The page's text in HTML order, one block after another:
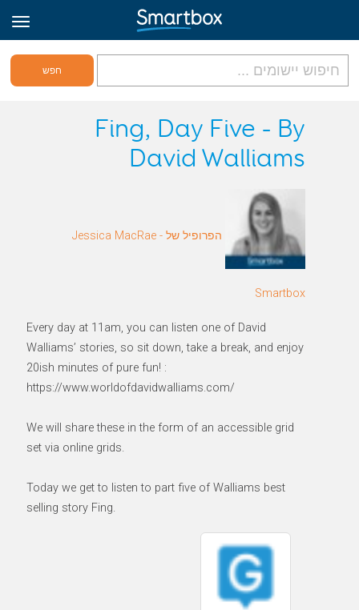
גריד אונליין
היכנס
Fing, Day Five - By
David Walliams
הפרופיל של Jessica MacRae -
Smartbox
Every day at 11am, you can listen one of David
Walliams’ stories, so sit down, take a break, and enjoy
20ish minutes of pure fun! :
https://www.worldofdavidwalliams.com/
We will share these in the form of an accessible grid
set via online grids.
Today we get to listen to part five of Walliams best
selling story Fing.